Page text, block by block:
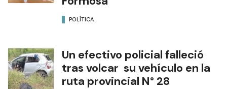
POLÍTICA
Un efectivo policial falleció
tras volcar su vehículo en la
ruta provincial N° 28